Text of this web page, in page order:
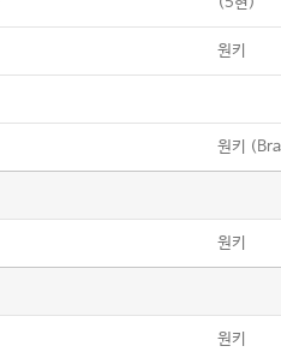
원키
원키
원키
원키